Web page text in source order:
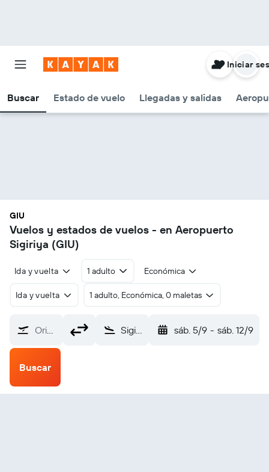
Buscar Estado de vuelo Llegadas y salidas
Iniciar
GIU
Vuelos y estados de vuelos - en Aeropuerto
Sigiriya (GIU)
Ida y vuelta 1 adulto Económica
Ida y vuelta 1 adulto, Económica, 0 maletas
Origen Sigiriya (GIU) sáb. 5/9 - sáb. 12/9
Buscar